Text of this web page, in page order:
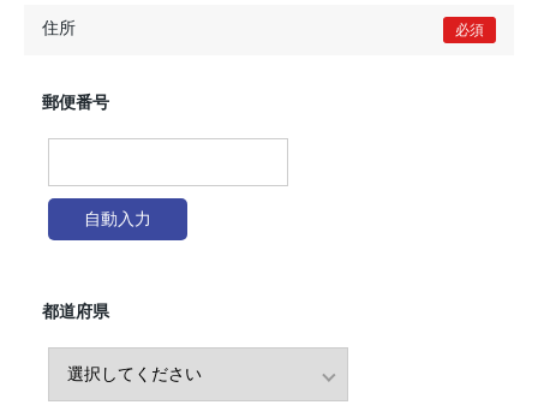
住所 必須
郵便番号
自動入力
都道府県